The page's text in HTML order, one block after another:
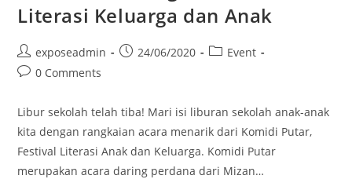
Literasi Keluarga dan Anak
exposeadmin 24/06/2020
Event
0 Comments
Libur sekolah telah tiba! Mari isi liburan sekolah anak-anak
kita dengan rangkaian acara menarik dari Komidi Putar,
Festival Literasi Anak dan Keluarga. Komidi Putar
merupakan acara daring perdana dari Mizan…